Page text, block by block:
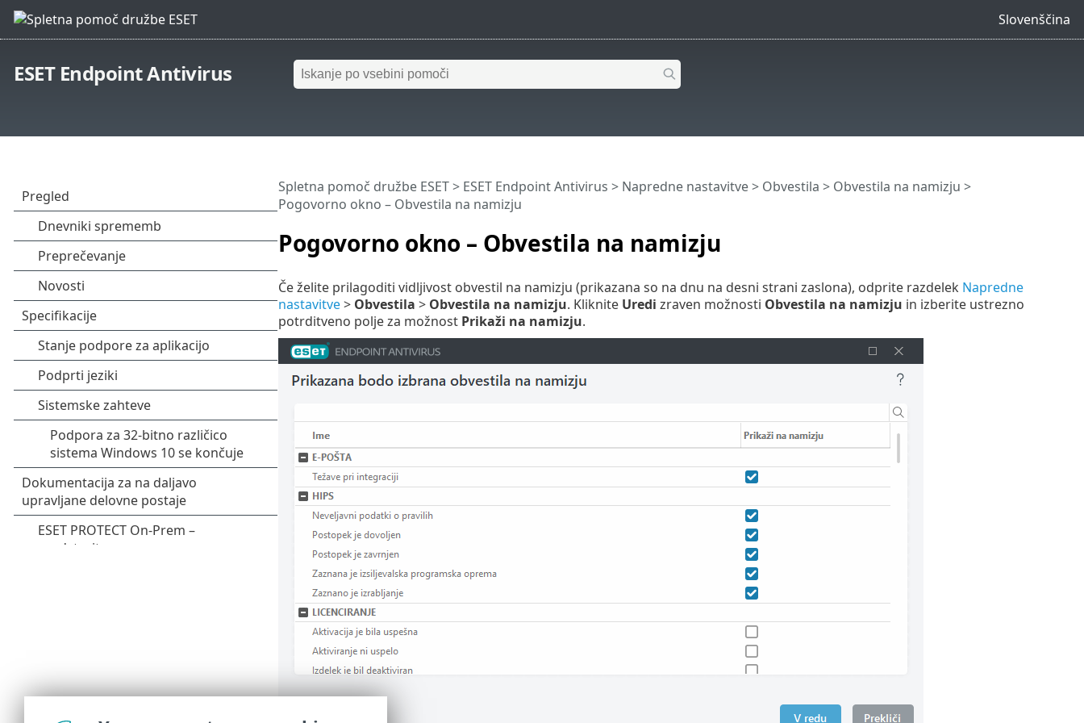
Slovenščina
ESET Endpoint Antivirus
Pogovorno okno – Obvestila na namizju
Spletna pomoč družbe ESET> ESET Endpoint Antivirus > Napredne nastavitve> Obvestila > Obvestila na namizju >
Pogovorno okno – Obvestila na namizju
Če želite prilagoditi vidljivost obvestil na namizju (prikazana so na dnu na desni strani zaslona), odprite razdelek Napredne
nastavitve> Obvestila > Obvestila na namizju. Kliknite Uredi zraven možnosti Obvestila na namizju in izberite ustrezno
potrditveno polje za možnost Prikaži na namizju.